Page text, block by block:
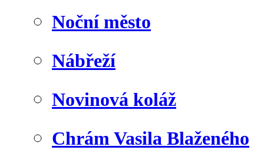
Noční město
Nábřeží
Novinová koláž
Chrám Vasila Blaženého